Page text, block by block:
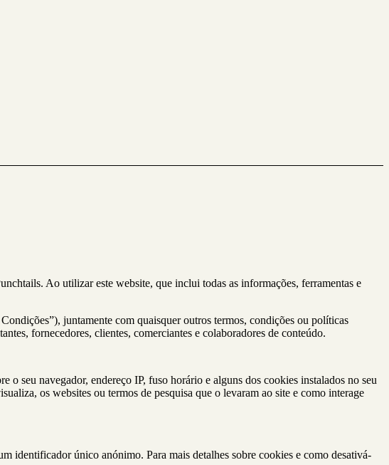
Ao utilizar este website, que inclui todas as informações, ferramentas e
juntamente com quaisquer outros termos, condições ou políticas
fornecedores, clientes, comerciantes e colaboradores de conteúdo.
o seu navegador, endereço IP, fuso horário e alguns dos cookies instalados no seu
os websites ou termos de pesquisa que o levaram ao site e como interage
identificador único anónimo. Para mais detalhes sobre cookies e como desativá-